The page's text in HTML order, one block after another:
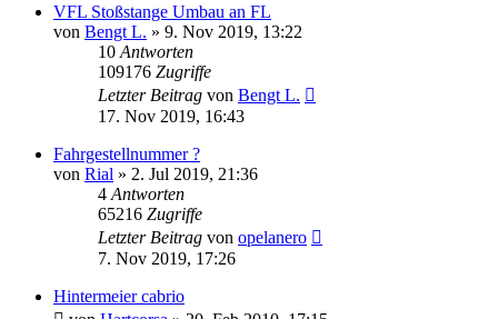
VFL Stoßstange Umbau an FL
von Bengt L. » 9. Nov 2019, 13:22
10 Antworten
109176 Zugriffe
Letzter Beitrag von Bengt L.
17. Nov 2019, 16:43
Fahrgestellnummer ?
von Rial » 2. Jul 2019, 21:36
4 Antworten
65216 Zugriffe
Letzter Beitrag von opelanero
7. Nov 2019, 17:26
Hintermeier cabrio